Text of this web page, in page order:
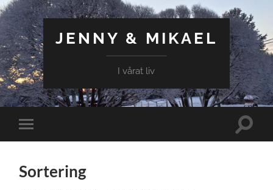
JENNY & MIKAEL
I vårat liv
Slå
på/av
Slå
Sortering